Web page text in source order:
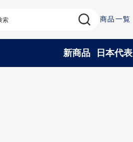
商品一覧
新商品 日本代表